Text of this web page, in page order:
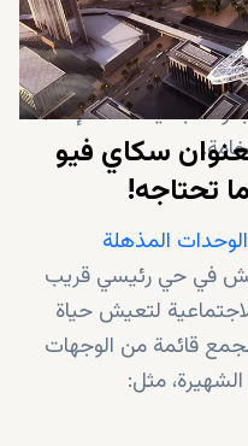
بالمقيمين والضيوف
المتميزة، بما في
الجميلة ذات الإضاءة
سكاي فيو
تحتاجه!
الوحدات المذهلة
في حي رئيسي قريب
لتعيش حياة
قائمة من الوجهات
مثل: